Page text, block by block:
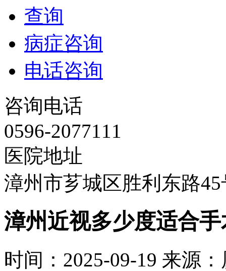
查询
病症咨询
电话咨询
咨询电话
0596-2077111
医院地址
漳州市芗城区胜利东路45
漳州近视多少度适合
时间：2025-09-19 来源